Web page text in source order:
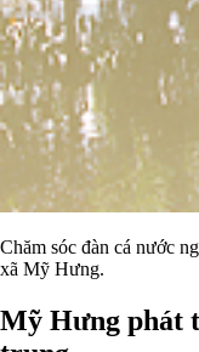
Chăm sóc đàn cá nước
xã Mỹ Hưng.
Mỹ Hưng phát